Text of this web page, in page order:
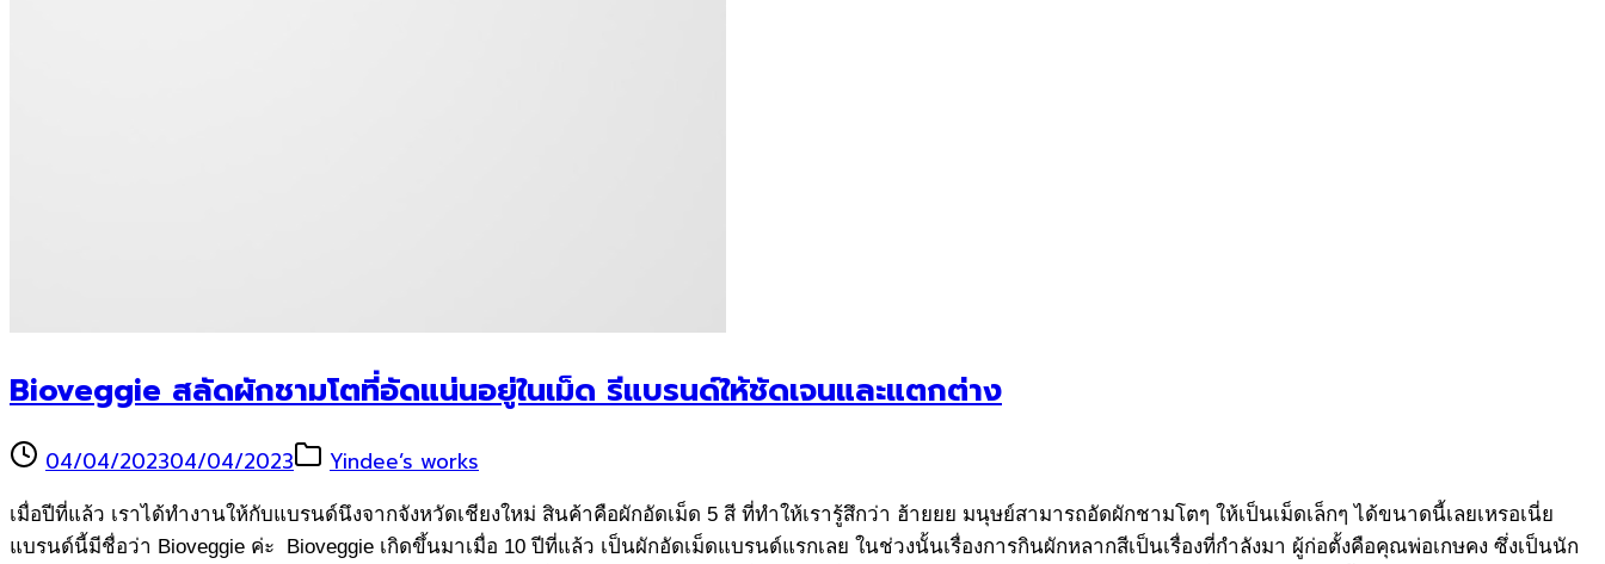
Bioveggie สลัดผักชามโตที่อัดแน่นอยู่ในเม็ด รีแบรนด์ให้ชัดเจนและแตกต่าง
04/04/202304/04/2023 Yindee’s works
เมื่อปีที่แล้ว เราได้ทำงานให้กับแบรนด์นึงจากจังหวัดเชียงใหม่ สินค้าคือผักอัดเม็ด 5 สี ที่ทำให้เรารู้สึกว่า ฮ้ายยย มนุษย์สามารถอัดผักชามโตๆ ให้เป็นเม็ดเล็กๆ ได้ขนาดนี้เลยเหรอเนี่ย
แบรนด์นี้มีชื่อว่า Bioveggie ค่ะ Bioveggie เกิดขึ้นมาเมื่อ 10 ปีที่แล้ว เป็นผักอัดเม็ดแบรนด์แรกเลย ในช่วงนั้นเรื่องการกินผักหลากสีเป็นเรื่องที่กำลังมา ผู้ก่อตั้งคือคุณพ่อเกษคง ซึ่งเป็นนัก